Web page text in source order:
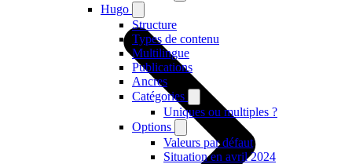
Hugo
Structure
Types de contenu
Multilingue
Publications
Ancres
Catégories
Uniques ou multiples ?
Options
Valeurs par défaut
Situation en avril 2024